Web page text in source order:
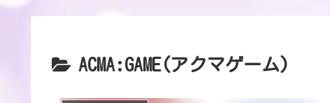
ACMA:GAME(アクマゲーム)